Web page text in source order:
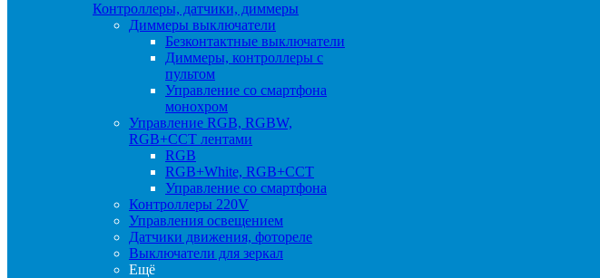
Контроллеры, датчики, диммеры
Диммеры выключатели
Безконтактные выключатели
Диммеры, контроллеры с
пультом
Управление со смартфона
монохром
Управление RGB, RGBW,
RGB+CCT лентами
RGB
RGB+White, RGB+CCT
Управление со смартфона
Контроллеры 220V
Управления освещением
Датчики движения, фотореле
Выключатели для зеркал
Ещё